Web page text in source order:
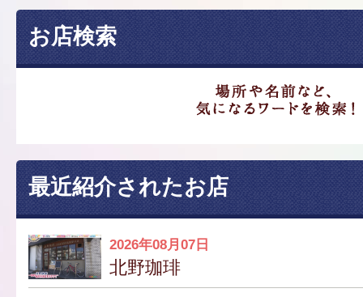
お店検索
最近紹介されたお店
2026年08月07日
北野珈琲